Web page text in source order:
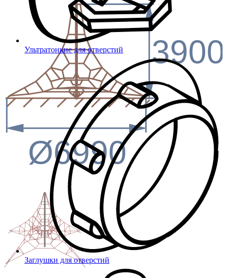
Ультратонкие для отверстий
Заглушки для отверстий
3900
Ø6990